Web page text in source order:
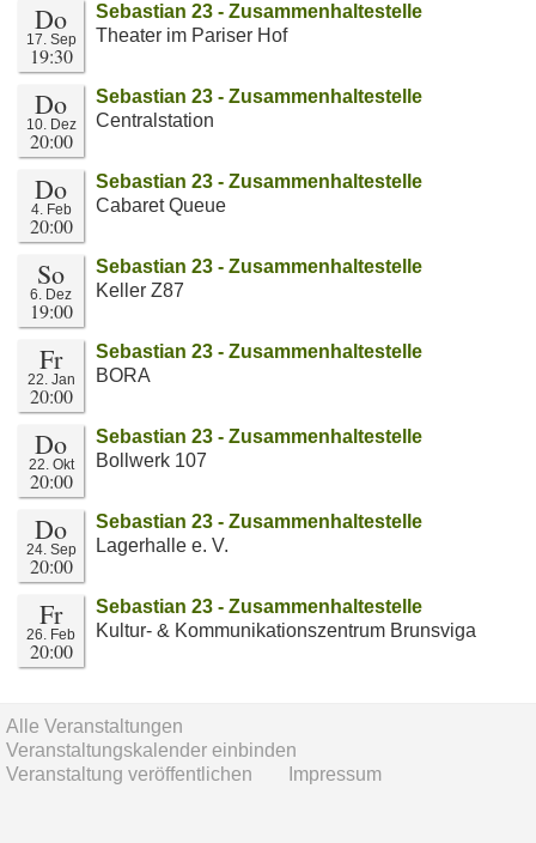
Do
17. Sep
19:30
Sebastian 23 - Zusammenhaltestelle
Theater im Pariser Hof
Do
10. Dez
20:00
Sebastian 23 - Zusammenhaltestelle
Centralstation
Do
4. Feb
20:00
Sebastian 23 - Zusammenhaltestelle
Cabaret Queue
So
6. Dez
19:00
Sebastian 23 - Zusammenhaltestelle
Keller Z87
Fr
22. Jan
20:00
Sebastian 23 - Zusammenhaltestelle
BORA
Do
22. Okt
20:00
Sebastian 23 - Zusammenhaltestelle
Bollwerk 107
Do
24. Sep
20:00
Sebastian 23 - Zusammenhaltestelle
Lagerhalle e. V.
Fr
26. Feb
20:00
Sebastian 23 - Zusammenhaltestelle
Kultur- & Kommunikationszentrum Brunsviga
Alle Veranstaltungen
Veranstaltungskalender einbinden
Veranstaltung veröffentlichen
Impressum